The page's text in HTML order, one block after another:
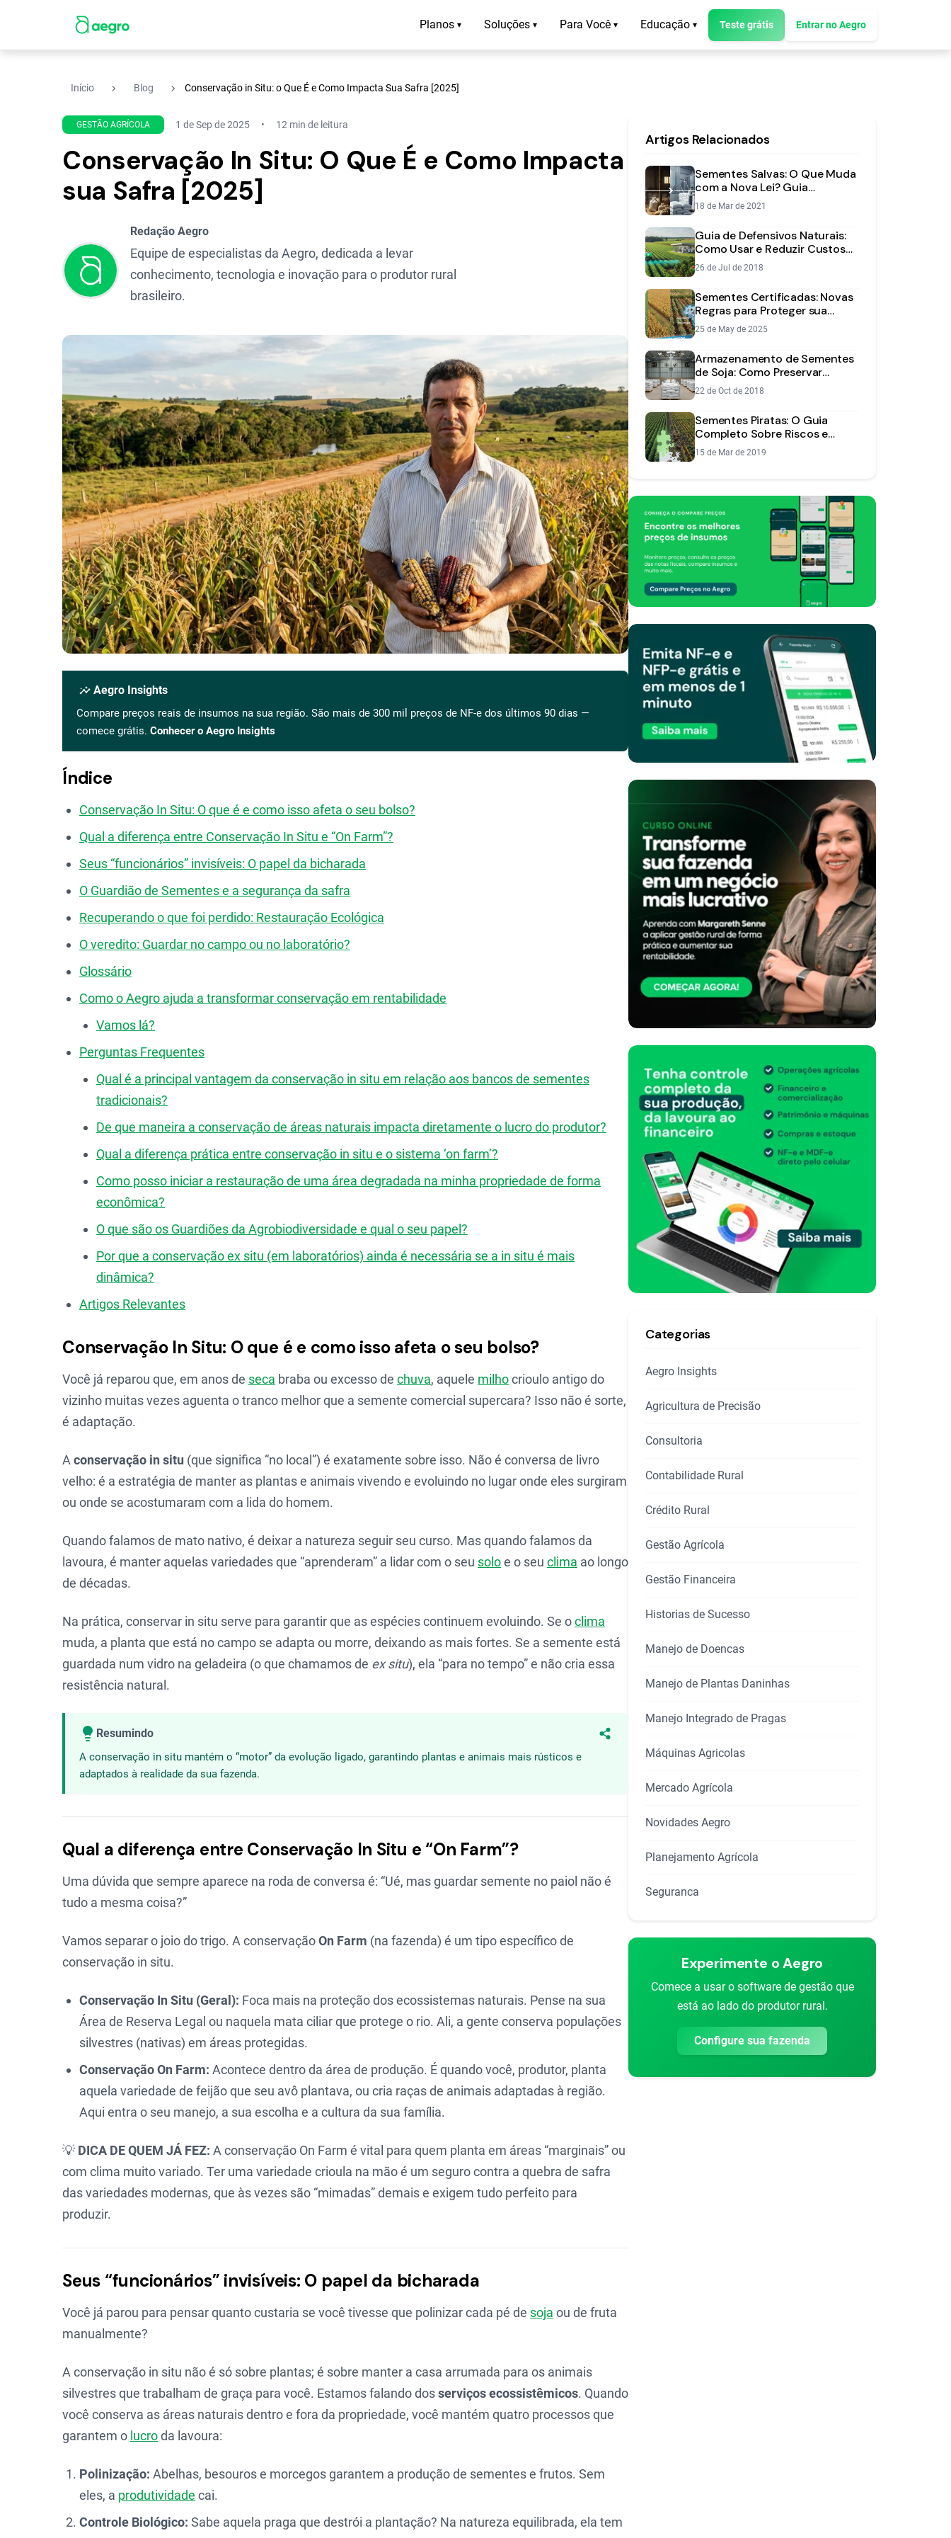
Planos ▾ Soluções ▾ Para Você ▾ Educação ▾ Teste grátis Entrar no Aegro
Início navigate_next Blog navigate_next Conservação in Situ: o Que É e Como Impacta Sua Safra [2025]
GESTÃO AGRÍCOLA 1 de Sep de 2025 12 min de leitura
Conservação In Situ: O Que É e Como Impacta
sua Safra [2025]
Redação Aegro
Equipe de especialistas da Aegro, dedicada a levar
conhecimento, tecnologia e inovação para o produtor rural
brasileiro.
insights Aegro Insights
Compare preços reais de insumos na sua região. São mais de 300 mil preços de NF-e dos últimos 90 dias —
comece grátis. Conhecer o Aegro Insights
Índice
Conservação In Situ: O que é e como isso afeta o seu bolso?
Qual a diferença entre Conservação In Situ e “On Farm”?
Seus “funcionários” invisíveis: O papel da bicharada
O Guardião de Sementes e a segurança da safra
Recuperando o que foi perdido: Restauração Ecológica
O veredito: Guardar no campo ou no laboratório?
Glossário
Como o Aegro ajuda a transformar conservação em rentabilidade
Vamos lá?
Perguntas Frequentes
Qual é a principal vantagem da conservação in situ em relação aos bancos de sementes
tradicionais?
De que maneira a conservação de áreas naturais impacta diretamente o lucro do produtor?
Qual a diferença prática entre conservação in situ e o sistema ‘on farm’?
Como posso iniciar a restauração de uma área degradada na minha propriedade de forma
econômica?
O que são os Guardiões da Agrobiodiversidade e qual o seu papel?
Por que a conservação ex situ (em laboratórios) ainda é necessária se a in situ é mais
dinâmica?
Artigos Relevantes
Conservação In Situ: O que é e como isso afeta o seu bolso?
Você já reparou que, em anos de seca braba ou excesso de chuva, aquele milhocrioulo antigo do
vizinho muitas vezes aguenta o tranco melhor que a semente comercial supercara? Isso não é sorte,
é adaptação.
A conservação in situ (que significa “no local”) é exatamente sobre isso. Não é conversa de livro
velho: é a estratégia de manter as plantas e animais vivendo e evoluindo no lugar onde eles surgiram
ou onde se acostumaram com a lida do homem.
Quando falamos de mato nativo, é deixar a natureza seguir seu curso. Mas quando falamos da
lavoura, é manter aquelas variedades que “aprenderam” a lidar com o seu soloe o seu clima ao longo
de décadas.
Na prática, conservar in situ serve para garantir que as espécies continuem evoluindo. Se oclima
muda, a planta que está no campo se adapta ou morre, deixando as mais fortes. Se a semente está
guardada num vidro na geladeira (o que chamamos de ex situ), ela “para no tempo” e não cria essa
resistência natural.
Resumindo
Compartilhar
A conservação in situ mantém o “motor” da evolução ligado, garantindo plantas e animais mais rústicos e
adaptados à realidade da sua fazenda.
Qual a diferença entre Conservação In Situ e “On Farm”?
Uma dúvida que sempre aparece na roda de conversa é: “Ué, mas guardar semente no paiol não é
tudo a mesma coisa?”
Vamos separar o joio do trigo. A conservaçãoOn Farm (na fazenda) é um tipo específico de
conservação in situ.
Conservação In Situ (Geral): Foca mais na proteção dos ecossistemas naturais. Pense na sua
Área de Reserva Legal ou naquela mata ciliar que protege o rio. Ali, a gente conserva populações
silvestres (nativas) em áreas protegidas.
Conservação On Farm: Acontece dentro da área de produção. É quando você, produtor, planta
aquela variedade de feijão que seu avô plantava, ou cria raças de animais adaptadas à região.
Aqui entra o seu manejo, a sua escolha e a cultura da sua família.
💡 DICA DE QUEM JÁ FEZ: A conservação On Farm é vital para quem planta em áreas “marginais” ou
com clima muito variado. Ter uma variedade crioula na mão é um seguro contra a quebra de safra
das variedades modernas, que às vezes são “mimadas” demais e exigem tudo perfeito para
produzir.
Seus “funcionários” invisíveis: O papel da bicharada
Você já parou para pensar quanto custaria se você tivesse que polinizar cada pé de soja ou de fruta
manualmente?
A conservação in situ não é só sobre plantas; é sobre manter a casa arrumada para os animais
silvestres que trabalham de graça para você. Estamos falando dosserviços ecossistêmicos. Quando
você conserva as áreas naturais dentro e fora da propriedade, você mantém quatro processos que
garantem o lucroda lavoura:
Polinização: Abelhas, besouros e morcegos garantem a produção de sementes e frutos. Sem
eles, a produtividade cai.
Controle Biológico: Sabe aquela praga que destrói a plantação? Na natureza equilibrada, ela tem
Artigos Relacionados
Sementes Salvas: O Que Muda
com a Nova Lei? Guia
Completo para o Produtor
18 de Mar de 2021
Guia de Defensivos Naturais:
Como Usar e Reduzir Custos
na Lavoura
26 de Jul de 2018
Sementes Certificadas: Novas
Regras para Proteger sua
Lavoura
25 de May de 2025
Armazenamento de Sementes
de Soja: Como Preservar
Qualidade e Vigor
22 de Oct de 2018
Sementes Piratas: O Guia
Completo Sobre Riscos e
Como Evitar Prejuízos
15 de Mar de 2019
Categorias
Aegro Insights
Agricultura de Precisão
Consultoria
Contabilidade Rural
Crédito Rural
Gestão Agrícola
Gestão Financeira
Historias de Sucesso
Manejo de Doencas
Manejo de Plantas Daninhas
Manejo Integrado de Pragas
Máquinas Agricolas
Mercado Agrícola
Novidades Aegro
Planejamento Agrícola
Seguranca
Experimente o Aegro
Comece a usar o software de gestão que
está ao lado do produtor rural.
Configure sua fazenda